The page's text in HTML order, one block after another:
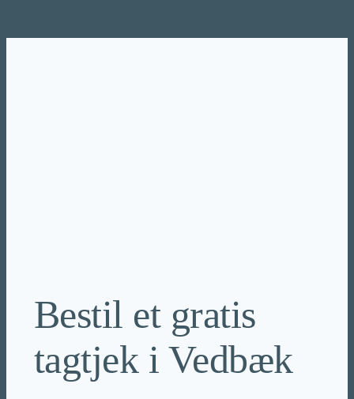
til
Bestil et gratis
tagtjek i Vedbæk